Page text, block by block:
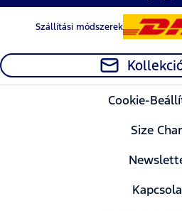
Szállítási módszerek
Cookie-
Size